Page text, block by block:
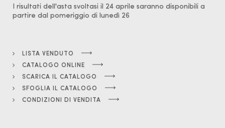
I risultati dell'asta svoltasi il 24 aprile saranno disponibili a
partire dal pomeriggio di lunedì 26
LISTA VENDUTO
CATALOGO ONLINE
SCARICA IL CATALOGO
SFOGLIA IL CATALOGO
CONDIZIONI DI VENDITA